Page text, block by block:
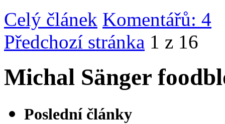
Celý článek Komentářů: 4
Předchozí stránka 1 z 16
Michal Sänger
Poslední články